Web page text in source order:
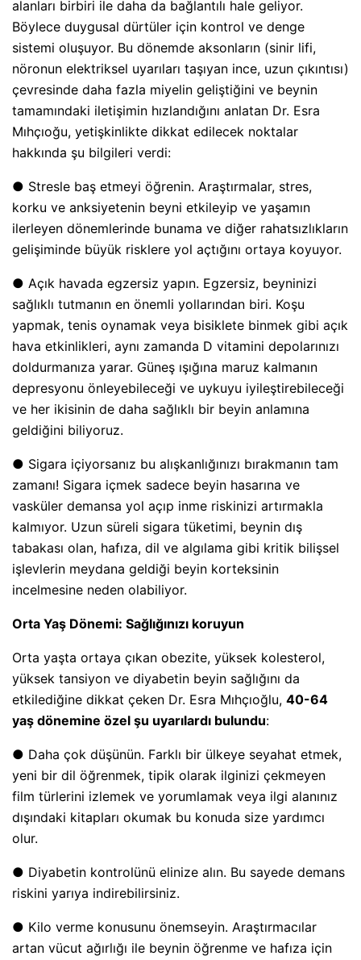
alanları birbiri ile daha da bağlantılı hale geliyor.
Böylece duygusal dürtüler için kontrol ve denge
sistemi oluşuyor. Bu dönemde aksonların (sinir lifi,
nöronun elektriksel uyarıları taşıyan ince, uzun çıkıntısı)
çevresinde daha fazla miyelin geliştiğini ve beynin
tamamındaki iletişimin hızlandığını anlatan Dr. Esra
Mıhçıoğu, yetişkinlikte dikkat edilecek noktalar
hakkında şu bilgileri verdi:
● Stresle baş etmeyi öğrenin. Araştırmalar, stres,
korku ve anksiyetenin beyni etkileyip ve yaşamın
ilerleyen dönemlerinde bunama ve diğer rahatsızlıkların
gelişiminde büyük risklere yol açtığını ortaya koyuyor.
● Açık havada egzersiz yapın. Egzersiz, beyninizi
sağlıklı tutmanın en önemli yollarından biri. Koşu
yapmak, tenis oynamak veya bisiklete binmek gibi açık
hava etkinlikleri, aynı zamanda D vitamini depolarınızı
doldurmanıza yarar. Güneş ışığına maruz kalmanın
depresyonu önleyebileceği ve uykuyu iyileştirebileceği
ve her ikisinin de daha sağlıklı bir beyin anlamına
geldiğini biliyoruz.
● Sigara içiyorsanız bu alışkanlığınızı bırakmanın tam
zamanı! Sigara içmek sadece beyin hasarına ve
vasküler demansa yol açıp inme riskinizi artırmakla
kalmıyor. Uzun süreli sigara tüketimi, beynin dış
tabakası olan, hafıza, dil ve algılama gibi kritik bilişsel
işlevlerin meydana geldiği beyin korteksinin
incelmesine neden olabiliyor.
Orta Yaş Dönemi: Sağlığınızı koruyun
Orta yaşta ortaya çıkan obezite, yüksek kolesterol,
yüksek tansiyon ve diyabetin beyin sağlığını da
etkilediğine dikkat çeken Dr. Esra Mıhçıoğlu, 40-64
yaş dönemine özel şu uyarılardı bulundu:
● Daha çok düşünün. Farklı bir ülkeye seyahat etmek,
yeni bir dil öğrenmek, tipik olarak ilginizi çekmeyen
film türlerini izlemek ve yorumlamak veya ilgi alanınız
dışındaki kitapları okumak bu konuda size yardımcı
olur.
● Diyabetin kontrolünü elinize alın. Bu sayede demans
riskini yarıya indirebilirsiniz.
● Kilo verme konusunu önemseyin. Araştırmacılar
artan vücut ağırlığı ile beynin öğrenme ve hafıza için